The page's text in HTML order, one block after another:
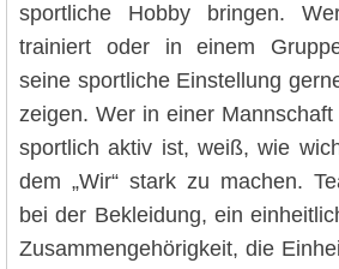
sportliche Hobby bringen.
trainiert oder in einem
seine sportliche Einstellung
zeigen. Wer in einer
sportlich aktiv ist, weiß, wie
dem „Wir“ stark zu machen.
bei der Bekleidung, ein
Zusammengehörigkeit, die